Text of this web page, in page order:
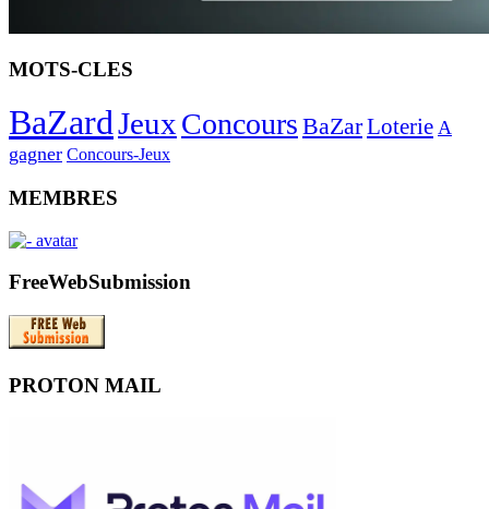
MOTS-CLES
BaZardJeuxConcours BaZarLoterie A
gagner Concours-Jeux
MEMBRES
FreeWebSubmission
PROTON MAIL